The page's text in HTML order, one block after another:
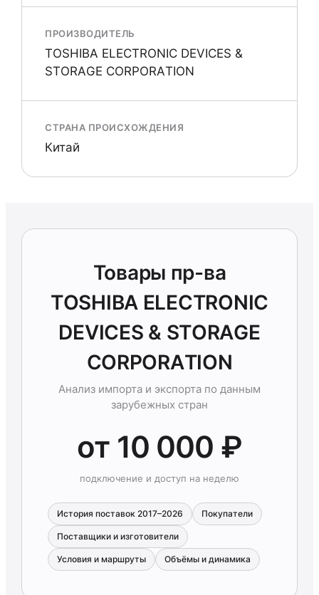
ПРОИЗВОДИТЕЛЬ
TОSHIBА ELECTRОNIC DEVICES &
STОRАGE CORPОRАTION
СТРАНА ПРОИСХОЖДЕНИЯ
Китай
Товары пр-ва
TОSHIBА ELECTRОNIC
DEVICES & STОRАGE
CORPОRАTION
Анализ импорта и экспорта по данным
зарубежных стран
от 10 000 ₽
подключение и доступ на неделю
История поставок 2017–2026 Покупатели
Поставщики и изготовители
Условия и маршруты Объёмы и динамика